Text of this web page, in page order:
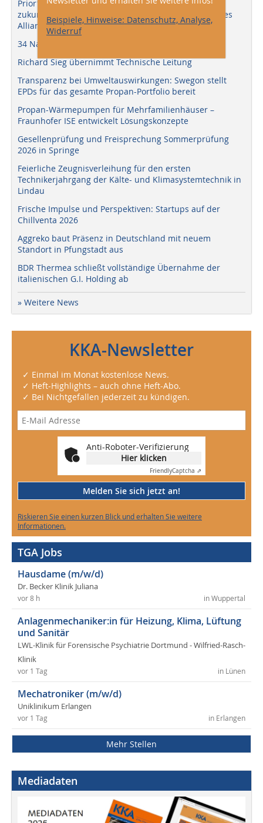
Beispiele, Hinweise: Datenschutz, Analyse,
Widerruf
Prior1 schließt sich der bluu unit an: Spezialist für
zukunftssichere Rechenzentrumslösungen wird neues
Allianzmitglied
34 Nachwuchskräfte starten ins Berufsleben
Richard Sieg übernimmt Technische Leitung
Transparenz bei Umweltauswirkungen: Swegon stellt
EPDs für das gesamte Propan-Portfolio bereit
Propan-Wärmepumpen für Mehrfamilienhäuser –
Fraunhofer ISE entwickelt Lösungskonzepte
Gesellenprüfung und Freisprechung Sommerprüfung
2026 in Springe
Feierliche Zeugnisverleihung für den ersten
Technikerjahrgang der Kälte- und Klimasystemtechnik in
Lindau
Frische Impulse und Perspektiven: Startups auf der
Chillventa 2026
Aggreko baut Präsenz in Deutschland mit neuem
Standort in Pfungstadt aus
BDR Thermea schließt vollständige Übernahme der
italienischen G.I. Holding ab
» Weitere News
KKA-Newsletter
✓ Einmal im Monat kostenlose News.
✓ Heft-Highlights – auch ohne Heft-Abo.
✓ Bei Nichtgefallen jederzeit zu kündigen.
Anti-Roboter-Verifizierung
Hier klicken
FriendlyCaptcha ⇗
Melden Sie sich jetzt an!
Riskieren Sie einen kurzen Blick und erhalten Sie weitere
Informationen.
TGA Jobs
Hausdame (m/w/d)
Dr. Becker Klinik Juliana
in Wuppertal
vor 8 h
Anlagenmechaniker:in für Heizung, Klima, Lüftung
und Sanitär
LWL-Klinik für Forensische Psychiatrie Dortmund - Wilfried-Rasch-
Klinik
in Lünen
vor 1 Tag
Mechatroniker (m/w/d)
Uniklinikum Erlangen
in Erlangen
vor 1 Tag
Mehr Stellen
Mediadaten